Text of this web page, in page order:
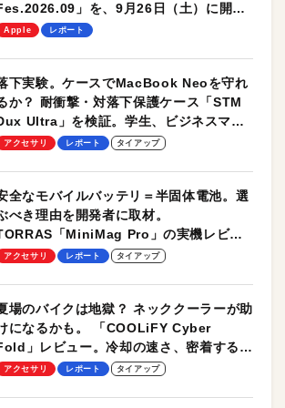
」を、9月26日（土）に開催
ます！
Apple レポート
下実験。ケースでMacBook Neoを守れ
か？ 耐衝撃・対落下保護ケース「STM
Ultra」を検証。学生、ビジネスマン
モバイルユースに最適！
アクセサリ レポート タイアップ
全なモバイルバッテリ＝半固体電池。選
べき理由を開発者に取材。
「MiniMag Pro」の実機レビュ
も
アクセサリ レポート タイアップ
場のバイクは地獄？ ネッククーラーが助
になるかも。 「COOLiFY Cyber
」レビュー。冷却の速さ、密着する冷
プレート、シンプルな操作性がグッド！
アクセサリ レポート タイアップ